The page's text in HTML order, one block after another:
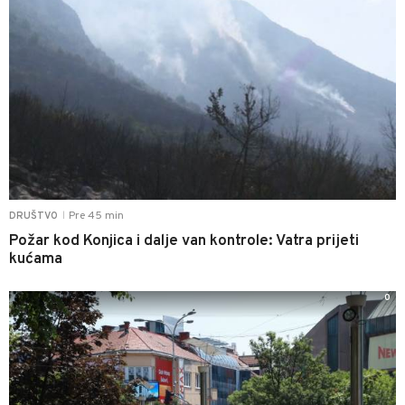
DRUŠTVO Pre 45 min
Požar kod Konjica i dalje van kontrole: Vatra prijeti
kućama
0